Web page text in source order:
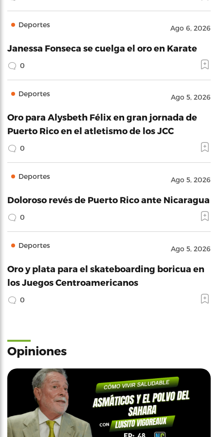
Deportes Ago 6, 2026
Janessa Fonseca se cuelga el oro en Karate
0
Deportes Ago 5, 2026
Oro para Alysbeth Félix en gran jornada de
Puerto Rico en el atletismo de los JCC
0
Deportes Ago 5, 2026
Doloroso revés de Puerto Rico ante Nicaragua
0
Deportes Ago 5, 2026
Oro y plata para el skateboarding boricua en
los Juegos Centroamericanos
0
Opiniones